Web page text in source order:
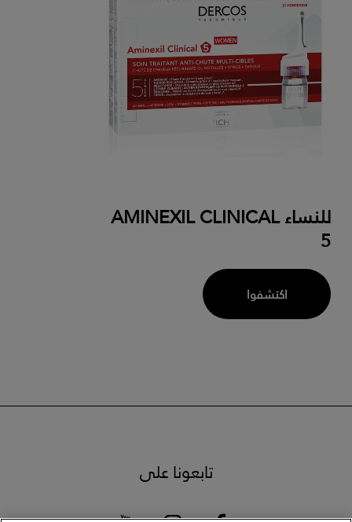
للنساء AMINEXIL CLINICAL
5
اكتشفوا
تابعونا على